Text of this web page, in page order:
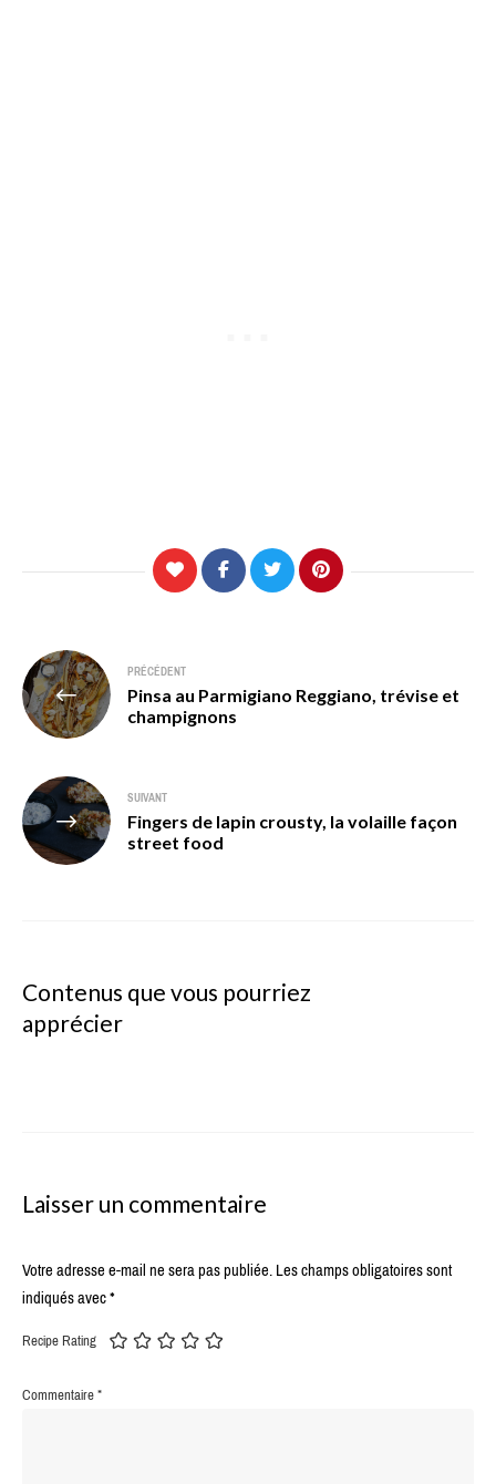
Navigation
de
l’article
PRÉCÉDENT
Pinsa au Parmigiano Reggiano, trévise et
champignons
SUIVANT
Fingers de lapin crousty, la volaille façon
street food
Contenus que vous pourriez
apprécier
Laisser un commentaire
Votre adresse e-mail ne sera pas publiée.Les champs obligatoires sont
indiqués avec*
Recipe Rating
Commentaire*